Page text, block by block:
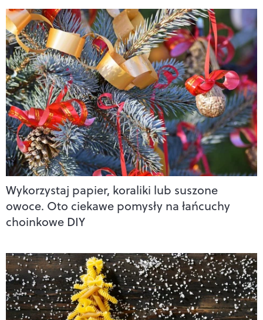
Wykorzystaj papier, koraliki lub suszone
owoce. Oto ciekawe pomysły na łańcuchy
choinkowe DIY